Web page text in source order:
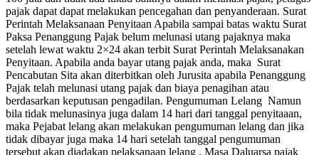
pajak dapat dapat melakukan pencegahan dan penyanderaan. Surat
Perintah Melaksanaan Penyitaan Apabila sampai batas waktu Surat
Paksa Penanggung Pajak belum melunasi utang pajaknya maka
setelah lewat waktu 2×24 akan terbit Surat Perintah Melaksanakan
Penyitaan. Apabila anda bayar utang pajak anda, maka Surat
Pencabutan Sita akan diterbitkan oleh Jurusita apabila Penanggung
Pajak telah melunasi utang pajak dan biaya penagihan atau
berdasarkan keputusan pengadilan. Pengumuman Lelang Namun
bila tidak melunasinya juga dalam 14 hari dari tanggal penyitaaan,
maka Pejabat lelang akan melakukan pengumuman lelang dan jika
tidak dibayar juga maka 14 hari setelah tanggal pengumuman
tersebut akan diadakan pelaksanaan lelang . Masa Daluarsa pajak